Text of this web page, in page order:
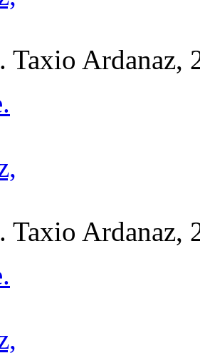
. Taxio Ardanaz,
. Taxio Ardanaz,